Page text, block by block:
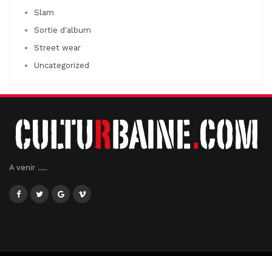
Slam
Sortie d'album
Street wear
Uncategorized
A venir ....